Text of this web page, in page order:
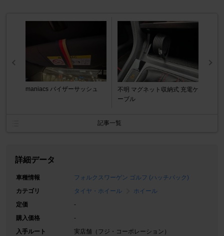
maniacs バイザーサッシュ
不明 マグネット収納式 充電ケ
ーブル
記事一覧
詳細データ
車種情報
フォルクスワーゲン ゴルフ (ハッチバック)
カテゴリ
タイヤ・ホイール
ホイール
定価
-
購入価格
-
入手ルート
実店舗（フジ・コーポレーション）